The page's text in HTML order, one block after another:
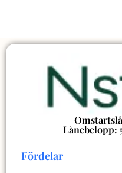
Lånebelopp:
Fördelar